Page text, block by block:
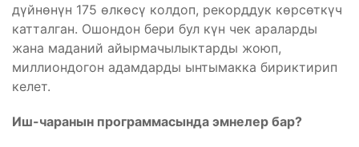
дүйнөнүн 175 өлкөсү колдоп, рекорддук көрсөткүч
катталган. Ошондон бери бул күн чек араларды
жана маданий айырмачылыктарды жоюп,
миллиондогон адамдарды ынтымакка бириктирип
келет.
Иш-чаранын программасында эмнелер бар?